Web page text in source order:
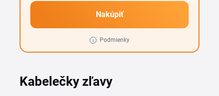
Nakúpiť
Podmienky
Kabelečky zľavy